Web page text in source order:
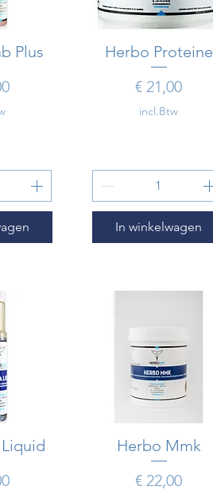
Plus
Snel overzicht
Herbo Proteine
Prijs
€ 21,00
incl.Btw
In winkelwagen
Snel overzicht
Herbo Mmk
Prijs
€ 22,00